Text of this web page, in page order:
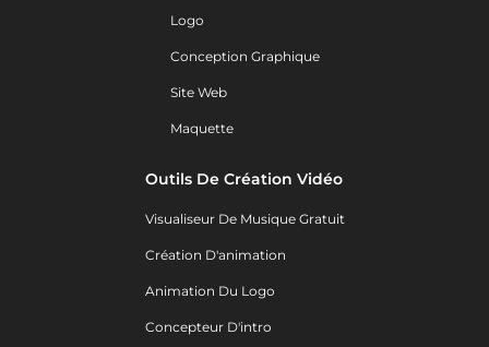
Logo
Conception Graphique
Site Web
Maquette
Outils De Création Vidéo
Visualiseur De Musique Gratuit
Création D'animation
Animation Du Logo
Concepteur D'intro